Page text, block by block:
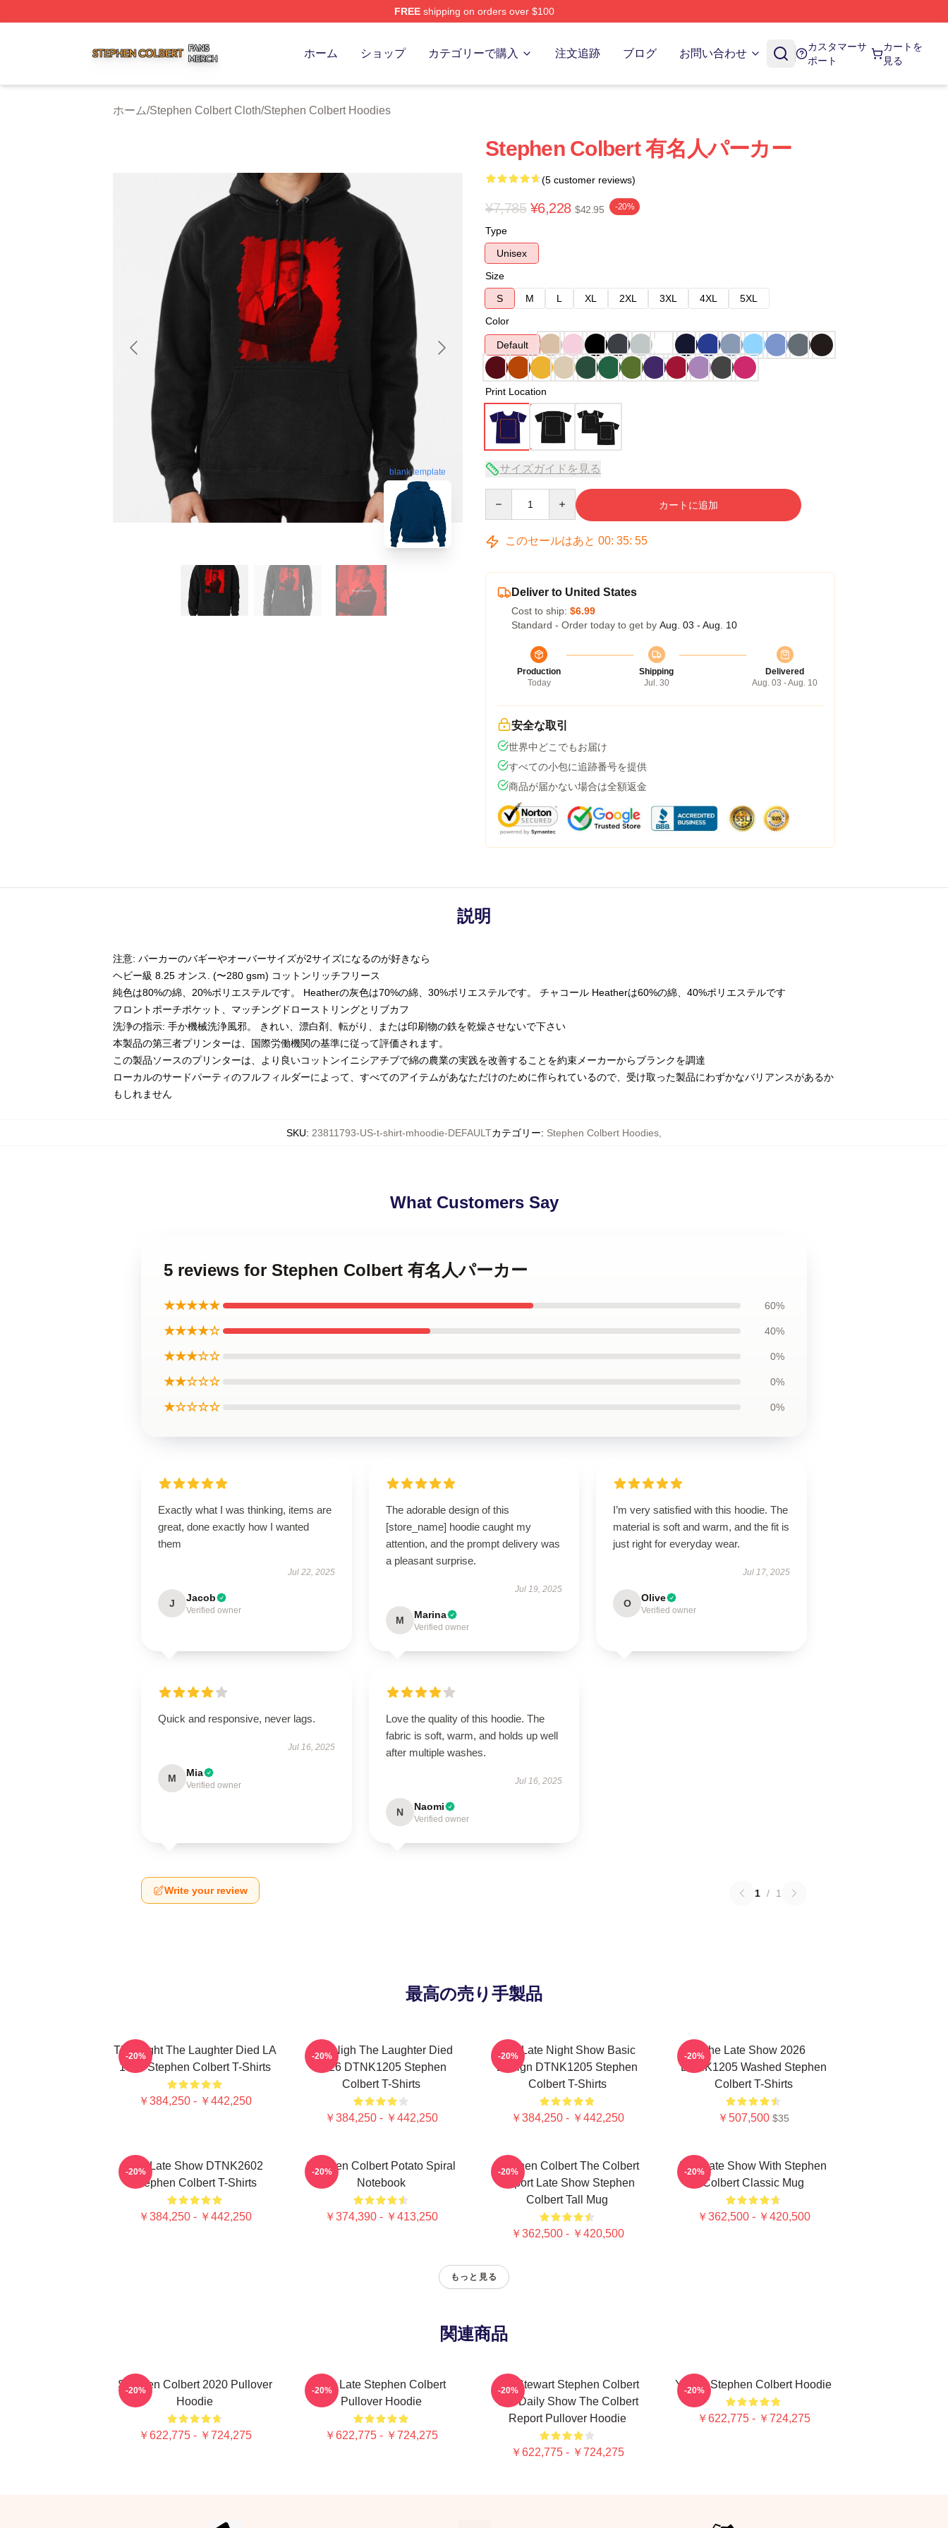
FREEshipping on orders over $100
ホーム ショップ カテゴリーで購入 注文追跡 ブログ お問い合わせ
カスタマーサ
ポート
カートを
見る
ホーム/Stephen Colbert Cloth/Stephen Colbert Hoodies
blank template
Stephen Colbert 有名人パーカー
(5 customer reviews)
¥7,785 ¥6,228 $42.95 -20%
Type
Unisex
Size
S
M L XL 2XL 3XL 4XL
5XL
Color
Default
Print Location
サイズガイドを見る
カートに追加
このセールはあと 00: 35: 54
Deliver to United States
Cost to ship: $6.99
Standard - Order today to get by Aug. 03 - Aug. 10
Production
Today
Shipping
Jul. 30
Delivered
Aug. 03 - Aug. 10
安全な取引
世界中どこでもお届け
すべての小包に追跡番号を提供
商品が届かない場合は全額返金
説明
注意: パーカーのバギーやオーバーサイズが2サイズになるのが好きなら
ヘビー級 8.25 オンス. (〜280 gsm) コットンリッチフリース
純色は80%の綿、20%ポリエステルです。 Heatherの灰色は70%の綿、30%ポリエステルです。 チャコール Heatherは60%の綿、40%ポリエステルです
フロントポーチポケット、マッチングドローストリングとリブカフ
洗浄の指示: 手か機械洗浄風邪。 きれい、漂白剤、転がり、または印刷物の鉄を乾燥させないで下さい
本製品の第三者プリンターは、国際労働機関の基準に従って評価されます。
この製品ソースのプリンターは、より良いコットンイニシアチブで綿の農業の実践を改善することを約束メーカーからブランクを調達
ローカルのサードパーティのフルフィルダーによって、すべてのアイテムがあなただけのために作られているので、受け取った製品にわずかなバリアンスがあるか
もしれません
SKU: 23811793-US-t-shirt-mhoodie-DEFAULTカテゴリー: Stephen Colbert Hoodies
What Customers Say
5 reviews for Stephen Colbert 有名人パーカー
★★★★★ 60%
★★★★☆ 40%
★★★☆☆ 0%
★★☆☆☆ 0%
★☆☆☆☆ 0%
Exactly what I was thinking, items are
great, done exactly how I wanted
them
Jul 22, 2025
J Jacob
Verified owner
The adorable design of this
[store_name] hoodie caught my
attention, and the prompt delivery was
a pleasant surprise.
Jul 19, 2025
M Marina
Verified owner
I’m very satisfied with this hoodie. The
material is soft and warm, and the fit is
just right for everyday wear.
Jul 17, 2025
O Olive
Verified owner
Quick and responsive, never lags.
Jul 16, 2025
M Mia
Verified owner
Love the quality of this hoodie. The
fabric is soft, warm, and holds up well
after multiple washes.
Jul 16, 2025
N Naomi
Verified owner
Write your review 1 / 1
最高の売り手製品
The Night The Laughter Died LA
1405 Stephen Colbert T-Shirts
￥384,250 - ￥442,250
-20%
The Nigh The Laughter Died
2026 DTNK1205 Stephen
Colbert T-Shirts
￥384,250 - ￥442,250
-20%
The Late Night Show Basic
Design DTNK1205 Stephen
Colbert T-Shirts
￥384,250 - ￥442,250
-20%
The Late Show 2026
DTNK1205 Washed Stephen
Colbert T-Shirts
￥507,500 $35
-20%
The Late Show DTNK2602
Stephen Colbert T-Shirts
￥384,250 - ￥442,250
-20%
Stephen Colbert Potato Spiral
Notebook
￥374,390 - ￥413,250
-20%
Stephen Colbert The Colbert
Report Late Show Stephen
Colbert Tall Mug
￥362,500 - ￥420,500
-20%
The Late Show With Stephen
Colbert Classic Mug
￥362,500 - ￥420,500
-20%
もっと見る
関連商品
Stephen Colbert 2020 Pullover
Hoodie
￥622,775 - ￥724,275
-20%
The Late Stephen Colbert
Pullover Hoodie
￥622,775 - ￥724,275
-20%
Jon Stewart Stephen Colbert
The Daily Show The Colbert
Report Pullover Hoodie
￥622,775 - ￥724,275
-20% Young Stephen Colbert Hoodie
￥622,775 - ￥724,275
-20%